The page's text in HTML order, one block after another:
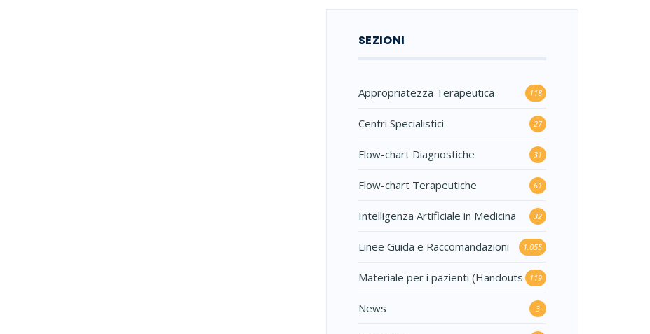
SEZIONI
Appropriatezza Terapeutica 118
Centri Specialistici 27
Flow-chart Diagnostiche 31
Flow-chart Terapeutiche 61
Intelligenza Artificiale in Medicina 32
Linee Guida e Raccomandazioni 1.055
Materiale per i pazienti (Handouts 119
News 3